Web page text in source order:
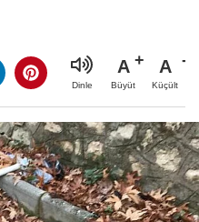
Dinle
A
Büyüt
A
Küçült